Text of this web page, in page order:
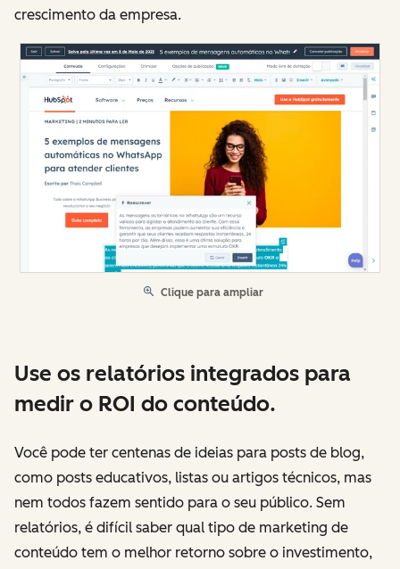
crescimento da empresa.
Clique para ampliar
Use os relatórios integrados para
medir o ROI do conteúdo.
Você pode ter centenas de ideias para posts de blog,
como posts educativos, listas ou artigos técnicos, mas
nem todos fazem sentido para o seu público. Sem
relatórios, é difícil saber qual tipo de marketing de
conteúdo tem o melhor retorno sobre o investimento,